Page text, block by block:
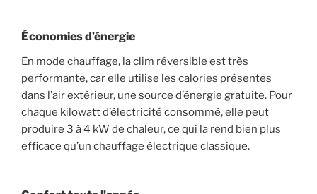
Économies d’énergie
En mode chauffage, la clim réversible est très
performante, car elle utilise les calories présentes
dans l’air extérieur, une source d’énergie gratuite. Pour
chaque kilowatt d’électricité consommé, elle peut
produire 3 à 4 kW de chaleur, ce qui la rend bien plus
efficace qu’un chauffage électrique classique.